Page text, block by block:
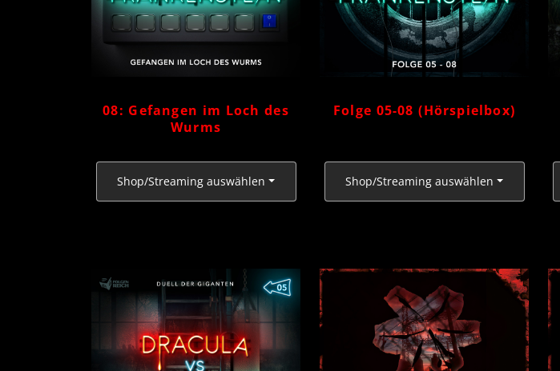
08: Gefangen im Loch des
Wurms
Shop/Streaming auswählen
Folge 05-08 (Hörspielbox)
Shop/Streaming auswählen